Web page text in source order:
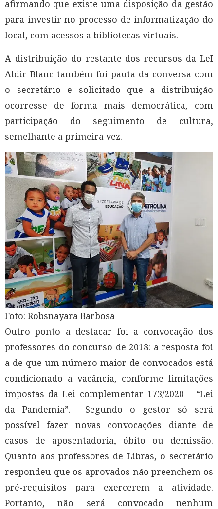
afirmando que existe uma disposição da gestão
para investir no processo de informatização do
local, com acessos a bibliotecas virtuais.
A distribuição do restante dos recursos da LeI
Aldir Blanc também foi pauta da conversa com
o secretário e solicitado que a distribuição
ocorresse de forma mais democrática, com
participação do seguimento de cultura,
semelhante a primeira vez.
Foto: Robsnayara Barbosa
Outro ponto a destacar foi a convocação dos
professores do concurso de 2018: a resposta foi
a de que um número maior de convocados está
condicionado a vacância, conforme limitações
impostas da Lei complementar 173/2020 – “Lei
da Pandemia”. Segundo o gestor só será
possível fazer novas convocações diante de
casos de aposentadoria, óbito ou demissão.
Quanto aos professores de Libras, o secretário
respondeu que os aprovados não preenchem os
pré-requisitos para exercerem a atividade.
Portanto, não será convocado nenhum